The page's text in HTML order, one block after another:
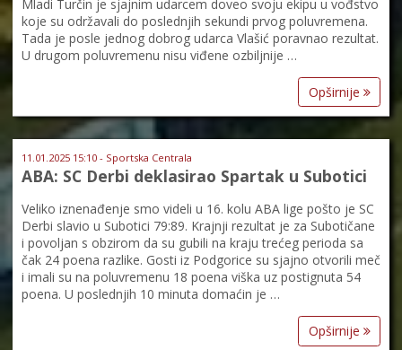
Mladi Turčin je sjajnim udarcem doveo svoju ekipu u vođstvo
koje su održavali do poslednjih sekundi prvog poluvremena.
Tada je posle jednog dobrog udarca Vlašić poravnao rezultat.
U drugom poluvremenu nisu viđene ozbiljnije …
Opširnije
11.01.2025 15:10 - Sportska Centrala
ABA: SC Derbi deklasirao Spartak u Subotici
Veliko iznenađenje smo videli u 16. kolu ABA lige pošto je SC
Derbi slavio u Subotici 79:89. Krajnji rezultat je za Subotičane
i povoljan s obzirom da su gubili na kraju trećeg perioda sa
čak 24 poena razlike. Gosti iz Podgorice su sjajno otvorili meč
i imali su na poluvremenu 18 poena viška uz postignuta 54
poena. U poslednjih 10 minuta domaćin je …
Opširnije